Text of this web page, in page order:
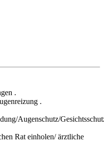
.
.
Augenschutz/
Rat einholen/ ärztliche